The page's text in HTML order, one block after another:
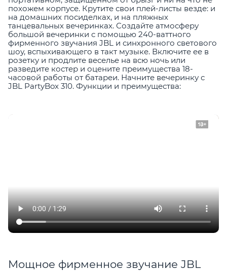
похожем корпусе. Крутите свои плей-листы везде: и
на домашних посиделках, и на пляжных
танцевальных вечеринках. Создайте атмосферу
большой вечеринки с помощью 240-ваттного
фирменного звучания JBL и синхронного светового
шоу, вспыхивающего в такт музыке. Включите ее в
розетку и продлите веселье на всю ночь или
разведите костер и оцените преимущества 18-
часовой работы от батареи. Начните вечеринку с
JBL PartyBox 310. Функции и преимущества:
Мощное фирменное звучание JBL